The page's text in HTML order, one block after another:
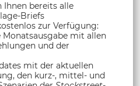
Ihnen bereits alle
Briefs
zur Verfügung:
Monatsausgabe mit allen
und der
mit der aktuellen
den kurz-, mittel- und